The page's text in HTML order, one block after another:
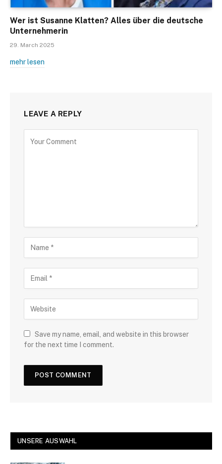
Wer ist Susanne Klatten? Alles über die deutsche
Unternehmerin
29. March 2025
mehr lesen
LEAVE A REPLY
Save my name, email, and website in this browser
for the next time I comment.
UNSERE AUSWAHL